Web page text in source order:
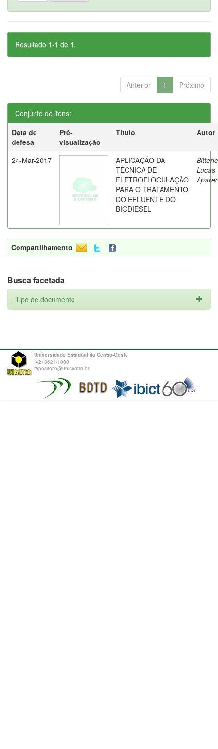
Resultado 1-1 de 1.
Anterior 1 Próximo
Conjunto de itens:
Data de
defesa
Pré-
visualização
Título Autor
24-Mar-2017
APLICAÇÃO DA
TÉCNICA DE
ELETROFLOCULAÇÃO
PARA O TRATAMENTO
DO EFLUENTE DO
BIODIESEL
Lucas
Compartilhamento
Busca facetada
Tipo de documento
Universidade Estadual do Centro-Oeste
(42) 3621-1000
repositorio@unicentro.br